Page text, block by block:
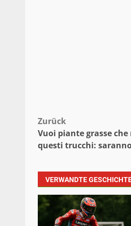
Zurück
Vuoi piante grasse
questi trucchi:
VERWANDTE